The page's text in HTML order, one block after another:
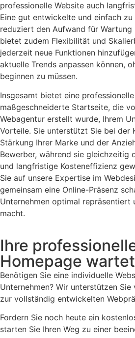
professionelle Website auch
Eine gut entwickelte und einfach
reduziert den Aufwand für Wartung
bietet zudem Flexibilität und
jederzeit neue Funktionen
aktuelle Trends anpassen können,
beginnen zu müssen.
Insgesamt bietet eine
maßgeschneiderte Startseite, die
Webagentur erstellt wurde, Ihrem
Vorteile. Sie unterstützt Sie bei der
Stärkung Ihrer Marke und der
Bewerber, während sie gleichzeitig
und langfristige Kosteneffizienz
Sie auf unsere Expertise im
gemeinsam eine Online-Präsenz
Unternehmen optimal repräsentiert
macht.
Ihre
Homepage wartet
Benötigen Sie eine individuelle
Unternehmen? Wir unterstützen
zur vollständig entwickelten
Fordern Sie noch heute ein
starten Sie Ihren Weg zu einer